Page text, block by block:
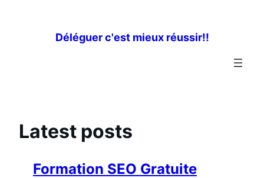
Déléguer c'est mieux réussir!!
Latest posts
Formation SEO Gratuite